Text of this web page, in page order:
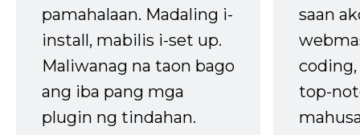
pamahalaan. Madaling i-
install, mabilis i-set up.
Maliwanag na taon bago
ang iba pang mga
plugin ng tindahan.
saan
top-